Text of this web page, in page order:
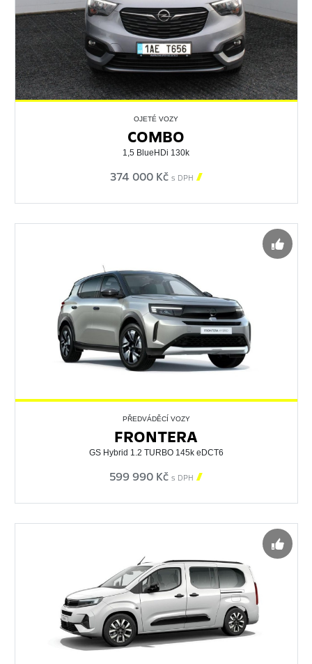
OJETÉ VOZY
COMBO
1,5 BlueHDi 130k
374 000 Kč s DPH 
PŘEDVÁDĚCÍ VOZY
FRONTERA
GS Hybrid 1.2 TURBO 145k eDCT6
599 990 Kč s DPH 